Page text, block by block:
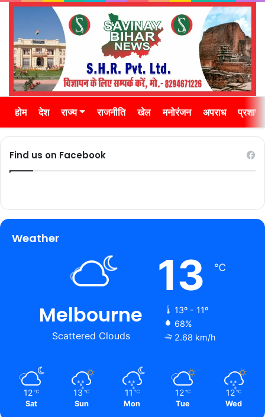
होम देश राज्य राजनीति खेल मनोरंजन अपराध
Find us on Facebook
Weather
Melbourne
Scattered Clouds
13 ℃
13º - 11º
68%
2.68 km/h
12 ℃
Sat
13 ℃
Sun
11 ℃
Mon
12 ℃
Tue
12 ℃
Wed